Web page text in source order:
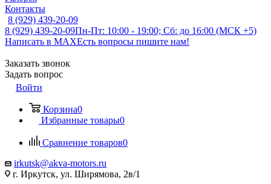
Контакты
8 (929) 439-20-09
8 (929) 439-20-09Пн-Пт: 10:00 - 19:00; Сб: до 16:00 (МСК +5)
Написать в MAXЕсть вопросы пишите нам!
Заказать звонок
Задать вопрос
Войти
Корзина0
Избранные товары0
Сравнение товаров0
irkutsk@akva-motors.ru
г. Иркутск, ул. Ширямова, 2в/1